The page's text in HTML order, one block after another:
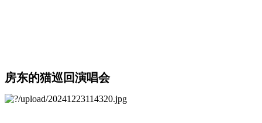
房东的猫巡回演唱会